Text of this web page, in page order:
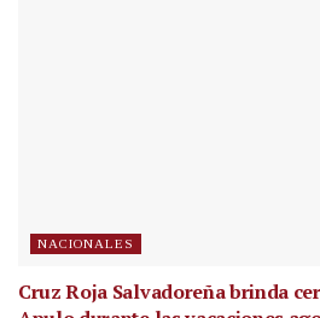
NACIONALES
Cruz Roja Salvadoreña brinda